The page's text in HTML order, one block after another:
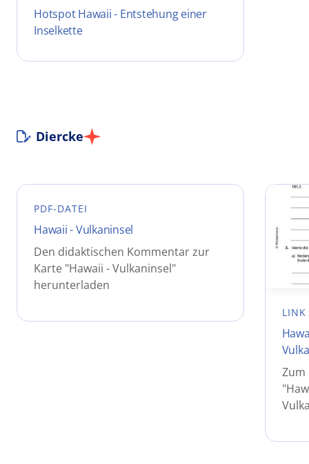
Hotspot Hawaii - Entstehung einer
Inselkette
Diercke
PDF-DATEI
Hawaii - Vulkaninsel
Den didaktischen Kommentar zur
Karte "Hawaii - Vulkaninsel"
herunterladen
LINK